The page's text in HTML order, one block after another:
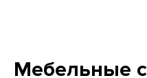
Мебельные